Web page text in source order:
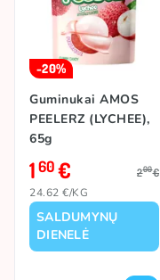
-20%
SALDUMYNŲ
DIENELĖ
Guminukai AMOS
PEELERZ (LYCHEE),
65g
160€ 200€
24.62 €/KG